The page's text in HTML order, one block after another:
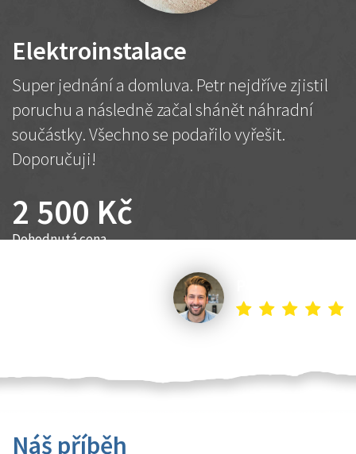
Elektroinstalace
Super jednání a domluva. Petr nejdříve zjistil
poruchu a následně začal shánět náhradní
součástky. Všechno se podařilo vyřešit.
Doporučuji!
2 500 Kč
Dohodnutá cena
Náš příběh